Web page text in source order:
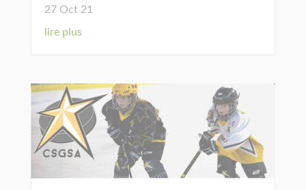
27 Oct 21
lire plus